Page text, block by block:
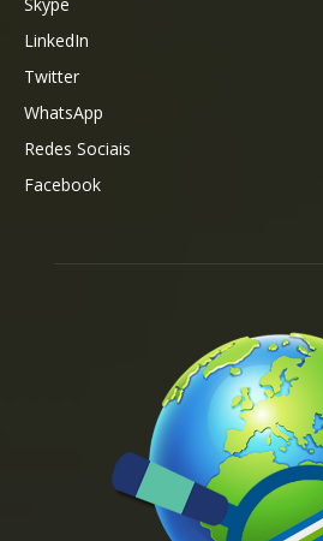
LinkedIn
Twitter
WhatsApp
Redes Sociais
Facebook